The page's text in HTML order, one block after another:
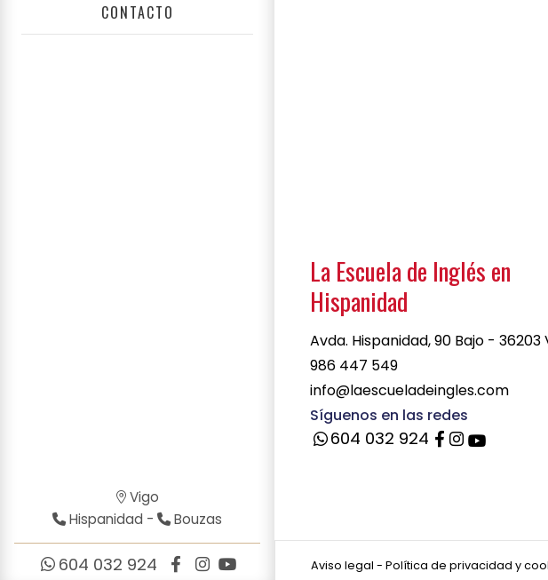
CONTACTO
Vigo
Hispanidad - Bouzas
604 032 924
La Escuela de Inglés en
Hispanidad
Avda. Hispanidad, 90 Bajo - 36203
986 447 549
info@laescueladeingles.com
Síguenos en las redes
604 032 924
Aviso legal -Política de privacidad y